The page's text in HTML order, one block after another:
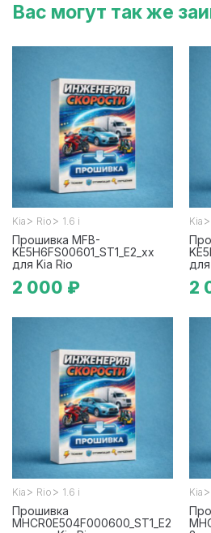
Вас могут так же
Kia > Rio > 1.6 i
Прошивка MFB-
KE5H6FS00601_ST1_E2_xx
для Kia Rio
2 000 ₽
Kia >
2
Kia > Rio > 1.6 i
Прошивка
MHCR0E504F000600_ST1_E2
Kia >